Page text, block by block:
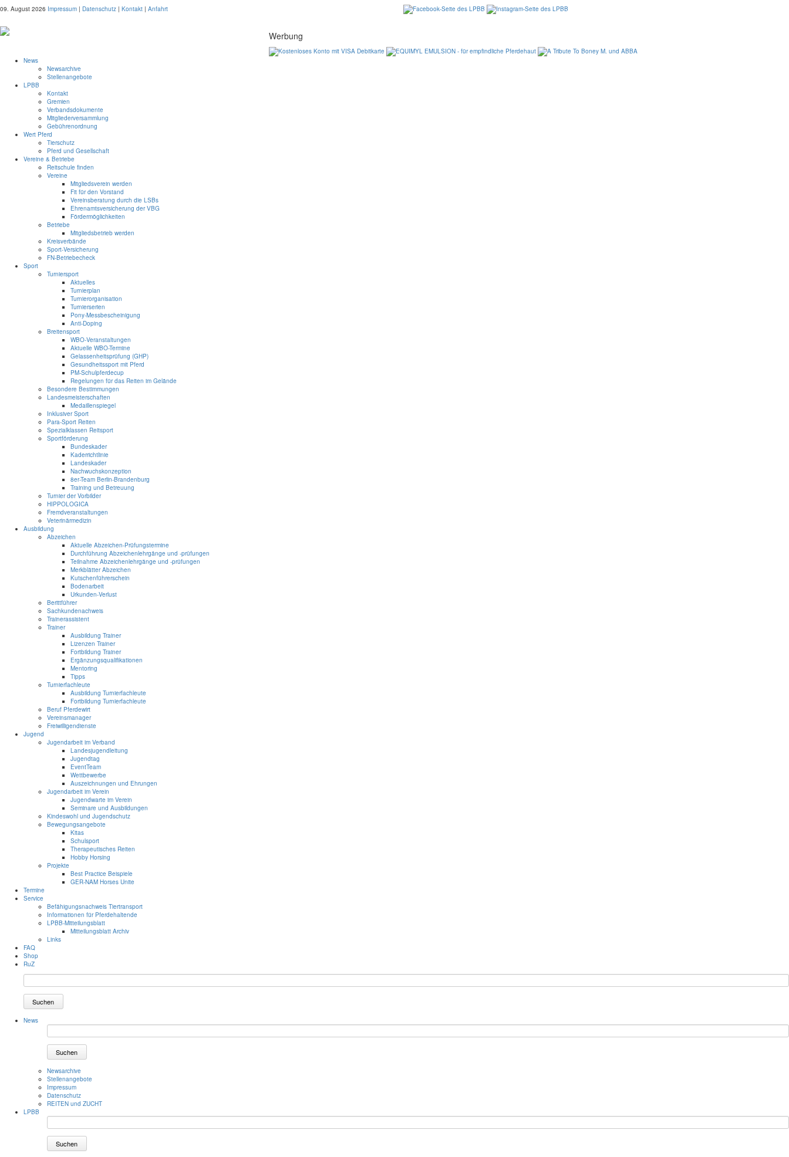
09. August 2026 Impressum | Datenschutz | Kontakt | Anfahrt
Werbung
News
Newsarchive
Stellenangebote
LPBB
Kontakt
Gremien
Verbandsdokumente
Mitgliederversammlung
Gebührenordnung
Wert Pferd
Tierschutz
Pferd und Gesellschaft
Vereine & Betriebe
Reitschule finden
Vereine
Mitgliedsverein werden
Fit für den Vorstand
Vereinsberatung durch die LSBs
Ehrenamtsversicherung der VBG
Fördermöglichkeiten
Betriebe
Mitgliedsbetrieb werden
Kreisverbände
Sport-Versicherung
FN-Betriebecheck
Sport
Turniersport
Aktuelles
Turnierplan
Turnierorganisation
Turnierserien
Pony-Messbescheinigung
Anti-Doping
Breitensport
WBO-Veranstaltungen
Aktuelle WBO-Termine
Gelassenheitsprüfung (GHP)
Gesundheitssport mit Pferd
PM-Schulpferdecup
Regelungen für das Reiten im Gelände
Besondere Bestimmungen
Landesmeisterschaften
Medaillenspiegel
Inklusiver Sport
Para-Sport Reiten
Spezialklassen Reitsport
Sportförderung
Bundeskader
Kaderrichtlinie
Landeskader
Nachwuchskonzeption
8er-Team Berlin-Brandenburg
Training und Betreuung
Turnier der Vorbilder
HIPPOLOGICA
Fremdveranstaltungen
Veterinärmedizin
Ausbildung
Abzeichen
Aktuelle Abzeichen-Prüfungstermine
Durchführung Abzeichenlehrgänge und -prüfungen
Teilnahme Abzeichenlehrgänge und -prüfungen
Merkblätter Abzeichen
Kutschenführerschein
Bodenarbeit
Urkunden-Verlust
Berittführer
Sachkundenachweis
Trainerassistent
Trainer
Ausbildung Trainer
Lizenzen Trainer
Fortbildung Trainer
Ergänzungsqualifikationen
Mentoring
Tipps
Turnierfachleute
Ausbildung Turnierfachleute
Fortbildung Turnierfachleute
Beruf Pferdewirt
Vereinsmanager
Freiwilligendienste
Jugend
Jugendarbeit im Verband
Landesjugendleitung
Jugendtag
EventTeam
Wettbewerbe
Auszeichnungen und Ehrungen
Jugendarbeit im Verein
Jugendwarte im Verein
Seminare und Ausbildungen
Kindeswohl und Jugendschutz
Bewegungsangebote
Kitas
Schulsport
Therapeutisches Reiten
Hobby Horsing
Projekte
Best Practice Beispiele
GER-NAM Horses Unite
Termine
Service
Befähigungsnachweis Tiertransport
Informationen für Pferdehaltende
LPBB-Mitteilungsblatt
Mitteilungsblatt Archiv
Links
FAQ
Shop
RuZ
Suchen
News
Suchen
Newsarchive
Stellenangebote
Impressum
Datenschutz
REITEN und ZUCHT
LPBB
Suchen